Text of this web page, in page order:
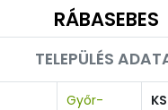
RÁBASEBES
TELEPÜLÉS
Győr-